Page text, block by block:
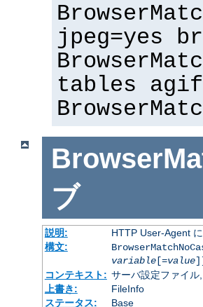
jpeg=yes
tables
ブ
説明:
HTTP User-Agent
構文:
variable[=value
コンテキスト: サーバ設定ファイ
上書き:
FileInfo
ステータス:
Base